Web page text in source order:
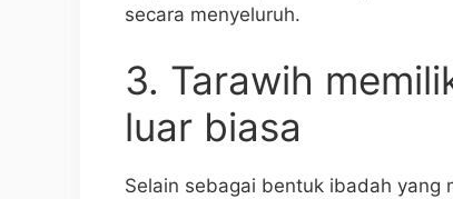
secara menyeluruh.
3. Tarawih
luar biasa
Selain sebagai bentuk ibadah yang